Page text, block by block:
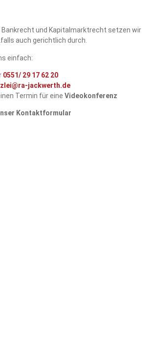
Bankrecht und Kapitalmarktrecht setzen wir
auch gerichtlich durch.
einfach:
0551/ 29 17 62 20
jackwerth.de
Termin für eine Videokonferenz
Kontaktformular